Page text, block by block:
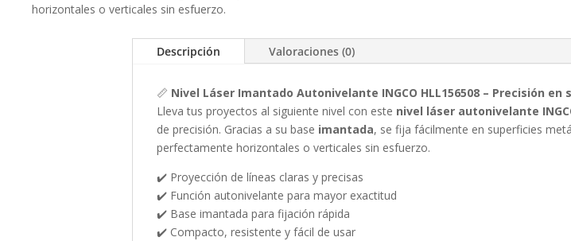
horizontales o verticales sin esfuerzo.
Descripción Valoraciones (0)
📏 Nivel Láser Imantado Autonivelante INGCO HLL156508 – Precisión en
Lleva tus proyectos al siguiente nivel con este nivel láser autonivelante
de precisión. Gracias a su base imantada, se fija fácilmente en superficies
perfectamente horizontales o verticales sin esfuerzo.
✔️ Proyección de líneas claras y precisas
✔️ Función autonivelante para mayor exactitud
✔️ Base imantada para fijación rápida
✔️ Compacto, resistente y fácil de usar